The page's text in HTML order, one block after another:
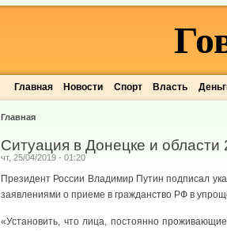
Главная Новости Спорт Власть
Главная
Ситуация в Донецке и области
чт, 25/04/2019 - 01:20
Президент России Владимир Путин подписал
заявлениями о приеме в гражданство РФ в
«Установить, что лица, постоянно